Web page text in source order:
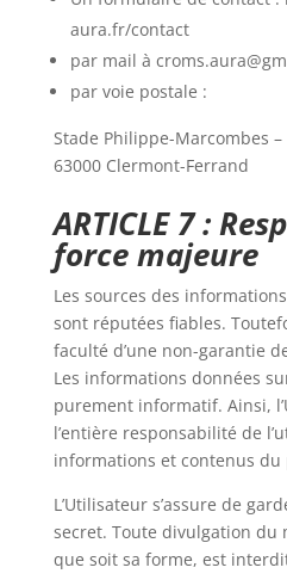
aura.fr/contact
par mail à
par voie postale :
Stade Philippe-Marcombes
63000 Clermont-Ferrand
ARTICLE 7 :
force majeure
Les sources des
sont réputées fiables.
faculté d’une non-garantie
Les informations données
purement informatif. Ainsi,
l’entière responsabilité de
informations et contenus du
L’Utilisateur s’assure de
secret. Toute divulgation du
que soit sa forme, est